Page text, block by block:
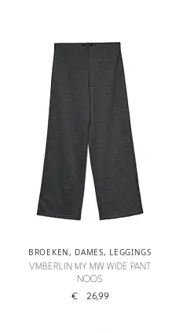
BROEKEN, DAMES, LEGGINGS
VMBERLIN MY MW WIDE PANT
NOOS
€ 26,99